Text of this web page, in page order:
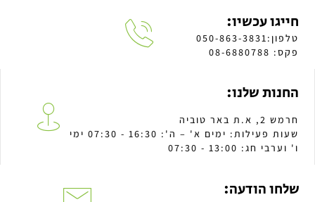
חייגו עכשיו:
טלפון:050-863-3831
פקס: 08-6880788
החנות שלנו:
חרמש 2, א.ת באר טוביה
שעות פעילות: ימים א' – ה': 16:30 - 07:30 ימי
ו' וערבי חג: 13:00 - 07:30
שלחו הודעה: